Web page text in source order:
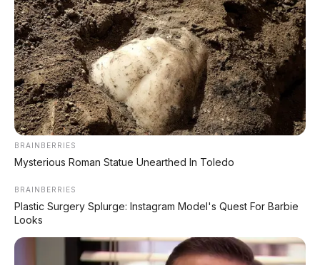
Ikuti kami untuk update stok unit dan berita otomotif harian.
BRAINBERRIES
Mysterious Roman Statue Unearthed In Toledo
BRAINBERRIES
Plastic Surgery Splurge: Instagram Model's Quest For Barbie
Looks